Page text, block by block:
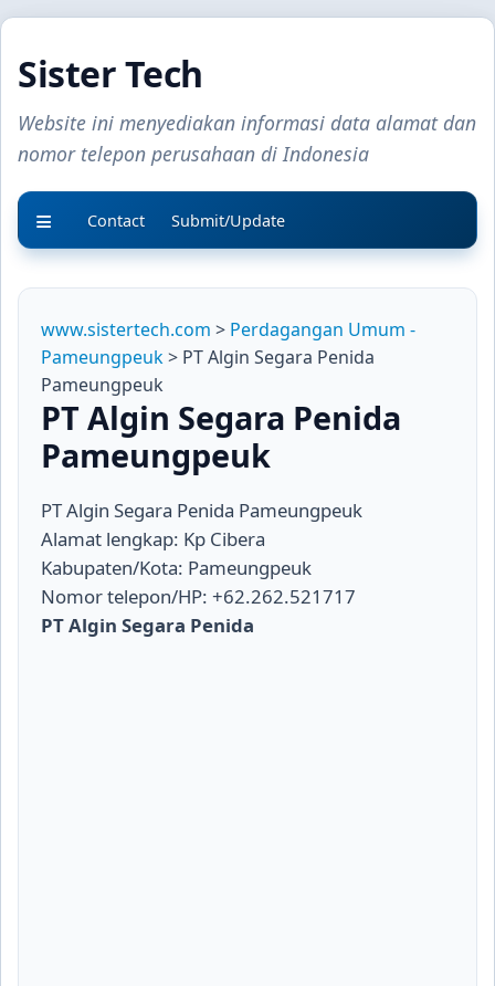
Sister Tech
Website ini menyediakan informasi data alamat dan
nomor telepon perusahaan di Indonesia
Contact Submit/Update
www.sistertech.com > Perdagangan Umum -
Pameungpeuk> PT Algin Segara Penida
Pameungpeuk
PT Algin Segara Penida
Pameungpeuk
PT Algin Segara Penida Pameungpeuk
Alamat lengkap: Kp Cibera
Kabupaten/Kota: Pameungpeuk
Nomor telepon/HP: +62.262.521717
PT Algin Segara Penida